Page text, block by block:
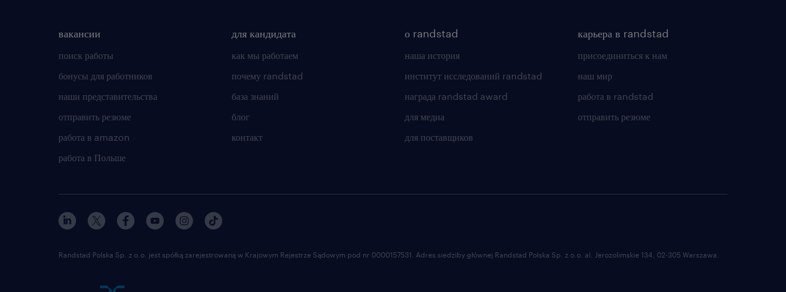
вакансии
поиск работы
бонусы для работников
наши представительства
отправить резюме
работа в amazon
работа в Польше
для кандидата
как мы работаем
почему randstad
база знаний
блог
контакт
о randstad
наша история
институт исследований randstad
награда randstad award
для медиа
для поставщиков
карьера в randstad
присоединиться к нам
наш мир
работа в randstad
отправить резюме
Randstad Polska Sp. z o.o. jest spółką zarejestrowaną w Krajowym Rejestrze Sądowym pod nr 0000157531. Adres siedziby głównej Randstad Polska Sp. z o.o. al. Jerozolimskie 134, 02-305 Warszawa.